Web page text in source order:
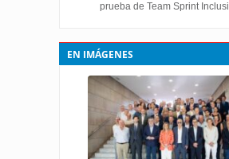
prueba de Team Sprint
EN IMÁGENES